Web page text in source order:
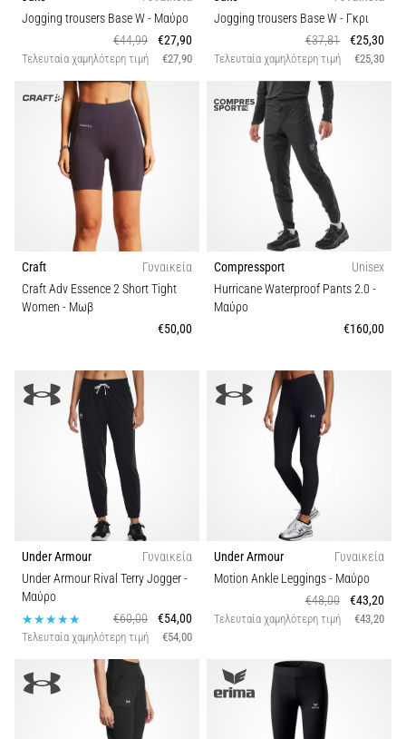
Jogging trousers Base W- Μαύρο
€44,99
€27,90
Τελευταία χαμηλότερη τιμή €27,90
Jogging trousers Base W- Γκρι
€37,81
€25,30
Τελευταία χαμηλότερη τιμή €25,30
Craft
Γυναικεία
Craft Adv Essence 2 Short Tight
Women - Μωβ
€50,00
Compressport
Unisex
Hurricane Waterproof Pants 2.0 -
Μαύρο
€160,00
Under Armour
Γυναικεία
Under Armour Rival Terry Jogger-
Μαύρο
€60,00
€54,00
Τελευταία χαμηλότερη τιμή €54,00
Under Armour
Γυναικεία
Motion Ankle Leggings- Μαύρο
€48,00
€43,20
Τελευταία χαμηλότερη τιμή €43,20